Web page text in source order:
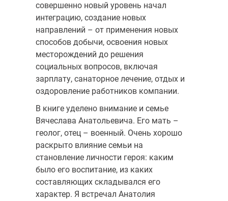
совершенно новый уровень начал
интеграцию, создание новых
направлений – от применения новых
способов добычи, освоения новых
месторождений до решения
социальных вопросов, включая
зарплату, санаторное лечение, отдых и
оздоровление работников компании.
В книге уделено внимание и семье
Вячеслава Анатольевича. Его мать –
геолог, отец – военный. Очень хорошо
раскрыто влияние семьи на
становление личности героя: каким
было его воспитание, из каких
составляющих складывался его
характер. Я встречал Анатолия